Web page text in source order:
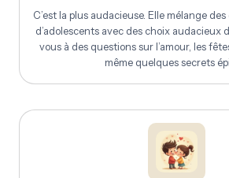
C’est la plus audacieuse. Elle mélange
d’adolescents avec des choix audacieux
vous à des questions sur l’amour, les
même quelques secrets